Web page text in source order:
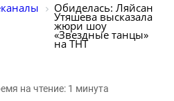
Обиделась: Ляйсан
Утяшева высказала
жюри шоу
«Звездные танцы»
на ТНТ
на чтение: 1 минута